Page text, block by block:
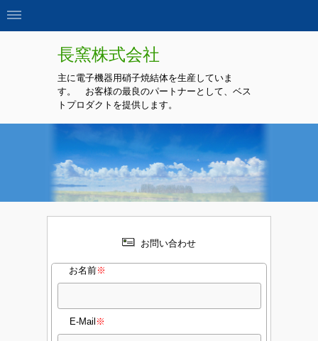
長窯株式会社
主に電子機器用硝子焼結体を生産していま
す。 お客様の最良のパートナーとして、ベス
トプロダクトを提供します。
お問い合わせ
お名前※
E-Mail ※